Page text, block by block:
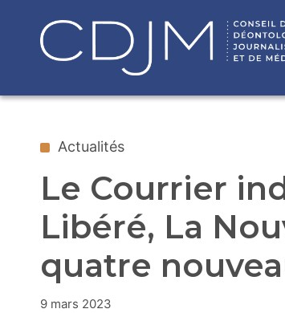
Actualités
Le Courrier
Libéré, La
quatre
9 mars 2023